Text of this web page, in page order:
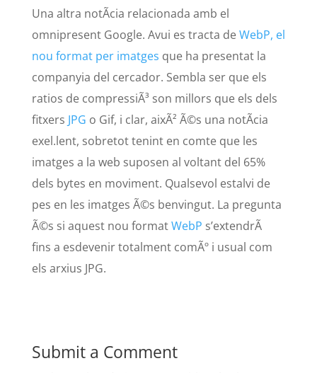
Una altra notÃ­cia relacionada amb el
omnipresent Google. Avui es tracta deWebP, el
nou format per imatges que ha presentat la
companyia del cercador. Sembla ser que els
ratios de compressiÃ³ son millors que els dels
fitxers JPG o Gif, i clar, aixÃ² Ã©s una notÃ­cia
exel.lent, sobretot tenint en comte que les
imatges a la web suposen al voltant del 65%
dels bytes en moviment. Qualsevol estalvi de
pes en les imatges Ã©s benvingut. La pregunta
Ã©s si aquest nou formatWebP s’extendrÃ
fins a esdevenir totalment comÃº i usual com
els arxius JPG.
Submit a Comment